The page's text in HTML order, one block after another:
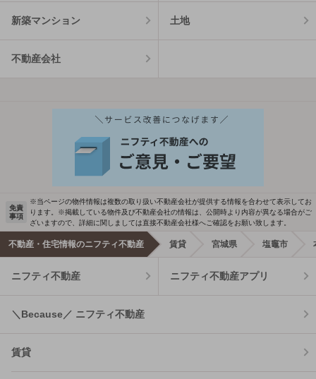
新築マンション 土地
不動産会社
免責
事項
※当ページの物件情報は複数の取り扱い不動産会社が提供する情報を合わせて表示してお
ります。※掲載している物件及び不動産会社の情報は、公開時より内容が異なる場合がご
ざいますので、詳細に関しましては直接不動産会社様へご確認をお願い致します。
不動産・住宅情報のニフティ不動産 賃貸 宮城県 塩竈市
ニフティ不動産 ニフティ不動産アプリ
＼Because／ ニフティ不動産
賃貸